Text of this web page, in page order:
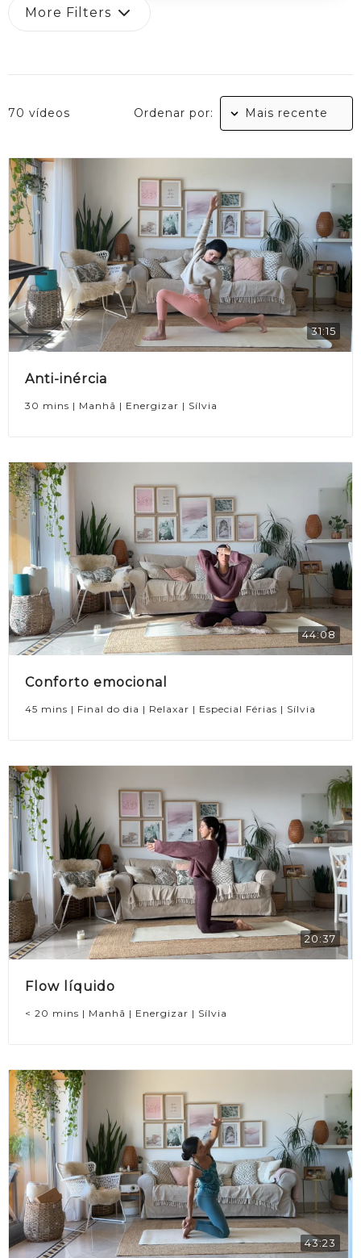
More Filters
70 vídeos Ordenar por:
31:15
Anti-inércia
30 mins | Manhã | Energizar | Sílvia
44:08
Conforto emocional
45 mins | Final do dia | Relaxar | Especial Férias | Sílvia
20:37
Flow líquido
< 20 mins | Manhã | Energizar | Sílvia
43:23